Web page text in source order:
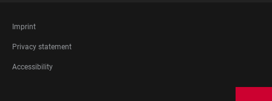
FOOTER
LEGAL
Imprint
Privacy statement
Accessibility